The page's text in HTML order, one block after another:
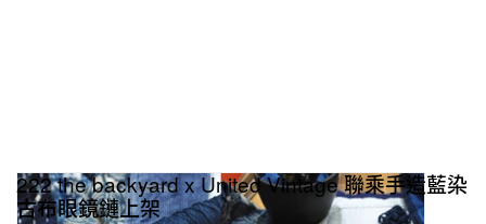
222 the backyard x United Vintage 聯乘手造藍染
古布眼鏡鏈上架